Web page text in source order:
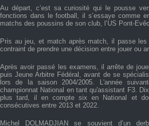
Au départ, c’est sa curiosité qui le pousse
fonctions dans le football, il s’essaye comme
matchs des poussins de son club, l’US Pont-
Pris au jeu, et match après match, il passe les
contraint de prendre une décision entre jouer ou
Après avoir passé les examens, il arrête de
puis Jeune Arbitre Fédéral, avant de se
lors de la saison 2004/2005. L'année
championnat National en tant qu'assistant F3.
plus tard, il en compte six en National et
consécutives entre 2013 et 2022.
Michel DOLMADJIAN se souvient d’un